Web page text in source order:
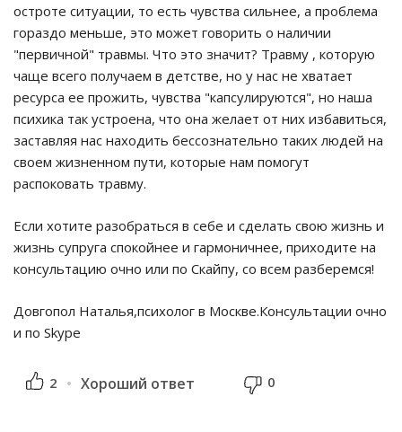
остроте ситуации, то есть чувства сильнее, а проблема
гораздо меньше, это может говорить о наличии
"первичной" травмы. Что это значит? Травму , которую
чаще всего получаем в детстве, но у нас не хватает
ресурса ее прожить, чувства "капсулируются", но наша
психика так устроена, что она желает от них избавиться,
заставляя нас находить бессознательно таких людей на
своем жизненном пути, которые нам помогут
распоковать травму.
Если хотите разобраться в себе и сделать свою жизнь и
жизнь супруга спокойнее и гармоничнее, приходите на
консультацию очно или по Скайпу, со всем разберемся!
Довгопол Наталья,психолог в Москве.Консультации очно
и по Skype
2 Хороший ответ 0